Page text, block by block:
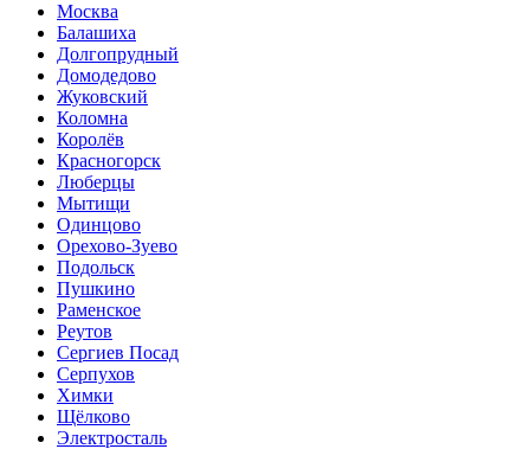
Москва
Балашиха
Долгопрудный
Домодедово
Жуковский
Коломна
Королёв
Красногорск
Люберцы
Мытищи
Одинцово
Орехово-Зуево
Подольск
Пушкино
Раменское
Реутов
Сергиев Посад
Серпухов
Химки
Щёлково
Электросталь